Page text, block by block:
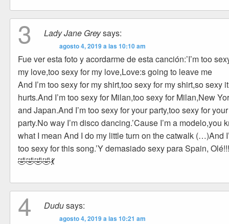
3 Lady Jane Greysays:
agosto 4, 2019 a las 10:10 am
Fue ver esta foto y acordarme de esta canción:’I’m too
my love,too sexy for my love,Love:s going to leave me
And I’m too sexy for my shirt,too sexy for my shirt,so sexy it
hurts.And I’m too sexy for Milan,too sexy for Milan,New
and Japan.And I’m too sexy for your party,too sexy for your
party.No way I’m disco dancing.’Cause I’m a modelo,you
what I mean And I do my little turn on the catwalk (…)And
too sexy for this song.’Y demasiado sexy para Spain,
🤣🤣🤣🤣💃
4 Dudusays:
agosto 4, 2019 a las 10:21 am